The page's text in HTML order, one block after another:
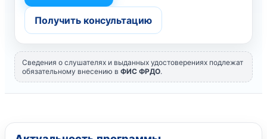
Получить консультацию
Сведения о слушателях и выданных удостоверениях подлежат
обязательному внесению в ФИС ФРДО.